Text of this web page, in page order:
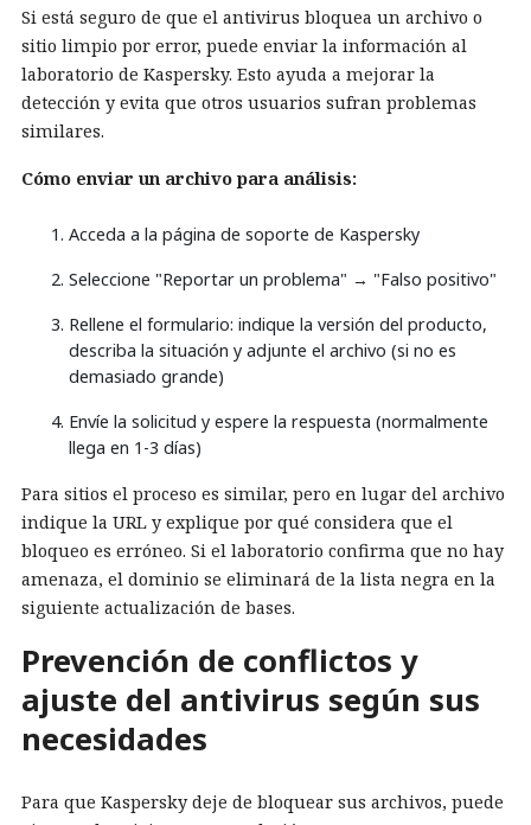
Si está seguro de que el antivirus bloquea un archivo o
sitio limpio por error, puede enviar la información al
laboratorio de Kaspersky. Esto ayuda a mejorar la
detección y evita que otros usuarios sufran problemas
similares.
Cómo enviar un archivo para análisis:
Acceda a la página de soporte de Kaspersky
Seleccione "Reportar un problema" → "Falso positivo"
Rellene el formulario: indique la versión del producto,
describa la situación y adjunte el archivo (si no es
demasiado grande)
Envíe la solicitud y espere la respuesta (normalmente
llega en 1-3 días)
Para sitios el proceso es similar, pero en lugar del archivo
indique la URL y explique por qué considera que el
bloqueo es erróneo. Si el laboratorio confirma que no hay
amenaza, el dominio se eliminará de la lista negra en la
siguiente actualización de bases.
Prevención de conflictos y
ajuste del antivirus según sus
necesidades
Para que Kaspersky deje de bloquear sus archivos, puede